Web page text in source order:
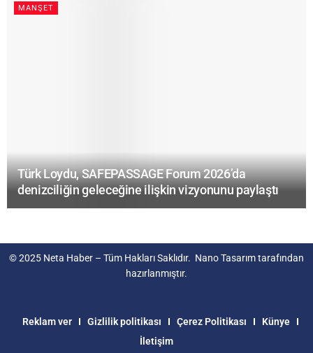
MANŞET
Türk Loydu, SAFEPASSAGE Forum 2026’da
denizciliğin geleceğine ilişkin vizyonunu paylaştı
© 2025 Neta Haber – Tüm Hakları Saklıdır. Nano Tasarımtarafından
hazırlanmıştır.
Reklam ver Gizlilik politikası Çerez Politikası
Künye
İletişim